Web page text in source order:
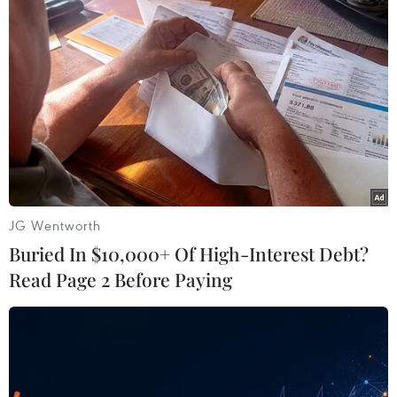
hiện thắng lợi các nhiệm vụ của Đảng và Nhà
nước.
Tại Ngày hội, Phó Chủ tịch Thường trực Quốc hội
Tòng Thị Phóng, lãnh đạo Ủy ban Trung ương
Mặt trận Tổ quốc Việt Nam và thành phố Hà Nội
đã trao tặng các suất quà cho các hộ gia đình
tiêu biểu, gia đình có hoàn cảnh đặc biệt khó
khăn trên địa bàn xã Ba Vì.
Dân tộc Thống nhất Việt Nam (18/11/1930-
18/11/2018), tại khu phố Bình Quới A, phường
Bình Chuẩn, thị xã Thuận An đã diễn ra Ngày
JG Wentworth
Buried In $10,000+ Of High-Interest Debt?
Read Page 2 Before Paying